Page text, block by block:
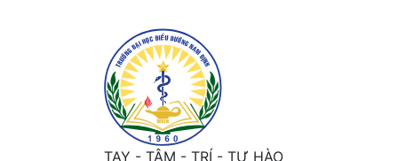
TAY - TÂM - TRÍ - TỰ HÀO